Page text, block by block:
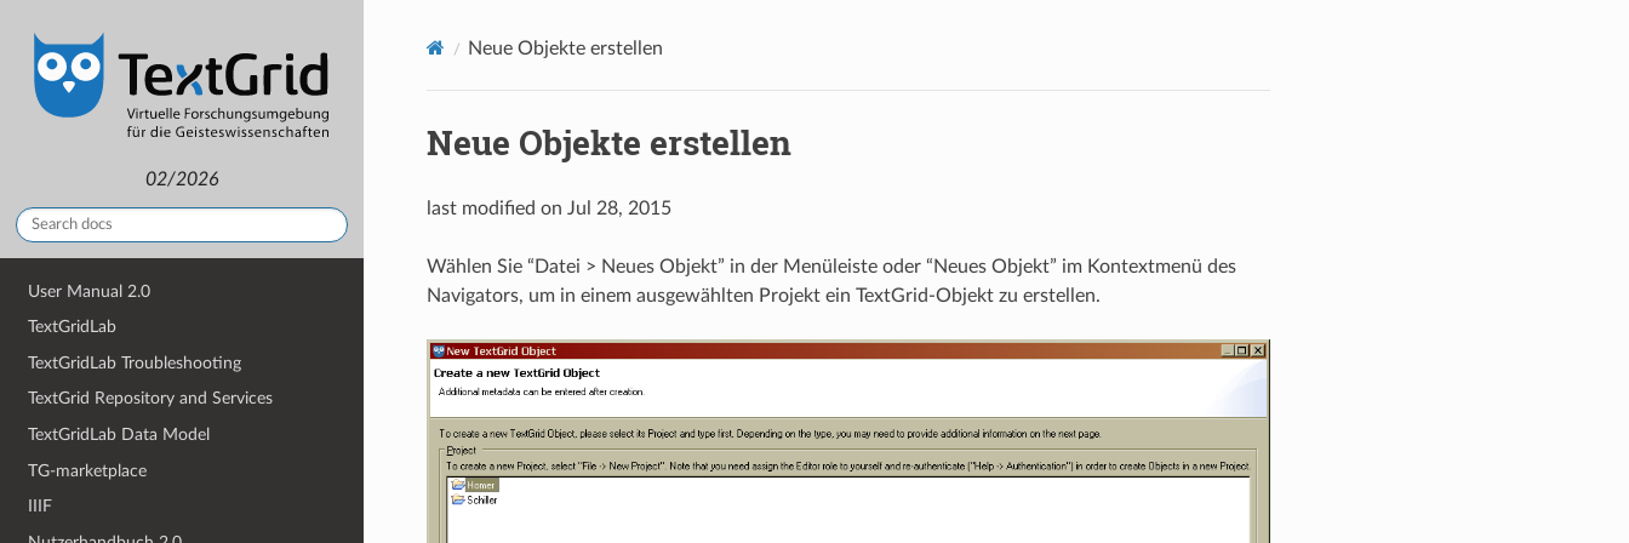
02/2026
User Manual 2.0
TextGridLab
TextGridLab Troubleshooting
TextGrid Repository and Services
TextGridLab Data Model
TG-marketplace
IIIF
Neue Objekte erstellen
Neue Objekte erstellen
last modified on Jul 28, 2015
Wählen Sie “Datei > Neues Objekt” in der Menüleiste oder “Neues Objekt” im Kontextmenü des
Navigators, um in einem ausgewählten Projekt ein TextGrid-Objekt zu erstellen.